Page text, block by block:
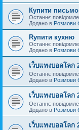
Купити
Останнє
Додано в Розмови
Rупити кухню
Останнє
Додано в Розмови
เว็บแทงบอลโลก
Останнє
Додано в Розмови
เว็บแทงบอลโลก
Останнє
Додано в Розмови
เว็บแทงบอลโลก